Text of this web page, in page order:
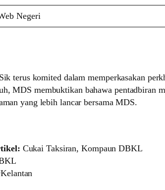
Negeri
terus komited dalam memperkasakan
MDS membuktikan bahawa pentadbiran
yang lebih lancar bersama MDS.
Cukai Taksiran, Kompaun DBKL